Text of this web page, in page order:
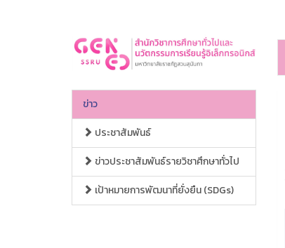
ข่าว
ประชาสัมพันธ์
ข่าวประชาสัมพันธ์รายวิชาศึกษาทั่วไป
เป้าหมายการพัฒนาที่ยั่งยืน (SDGs)